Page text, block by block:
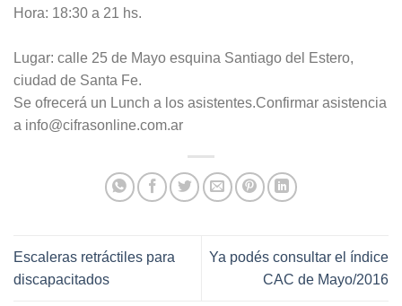
Hora: 18:30 a 21 hs.
Lugar: calle 25 de Mayo esquina Santiago del Estero,
ciudad de Santa Fe.
Se ofrecerá un Lunch a los asistentes.Confirmar asistencia
a info@cifrasonline.com.ar
Escaleras retráctiles para
discapacitados
Ya podés consultar el índice
CAC de Mayo/2016